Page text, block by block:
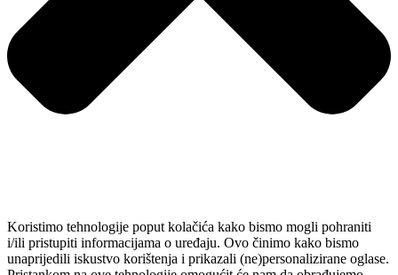
Koristimo tehnologije poput kolačića kako bismo mogli pohraniti
i/ili pristupiti informacijama o uređaju. Ovo činimo kako bismo
unaprijedili iskustvo korištenja i prikazali (ne)personalizirane oglase.